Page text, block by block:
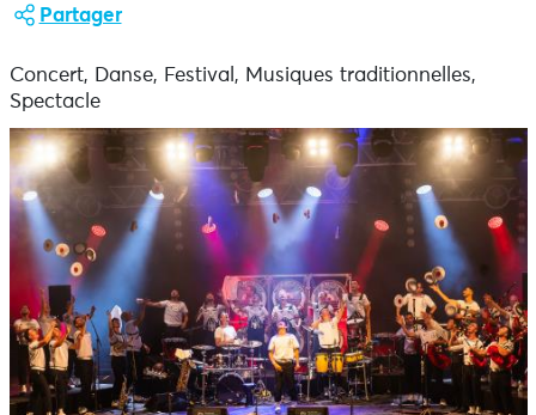
Partager
Concert, Danse, Festival, Musiques traditionnelles,
Spectacle